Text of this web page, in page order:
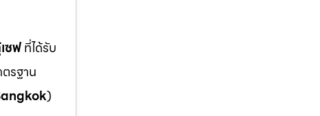
ซฟที่ได้รับ
รฐาน
)